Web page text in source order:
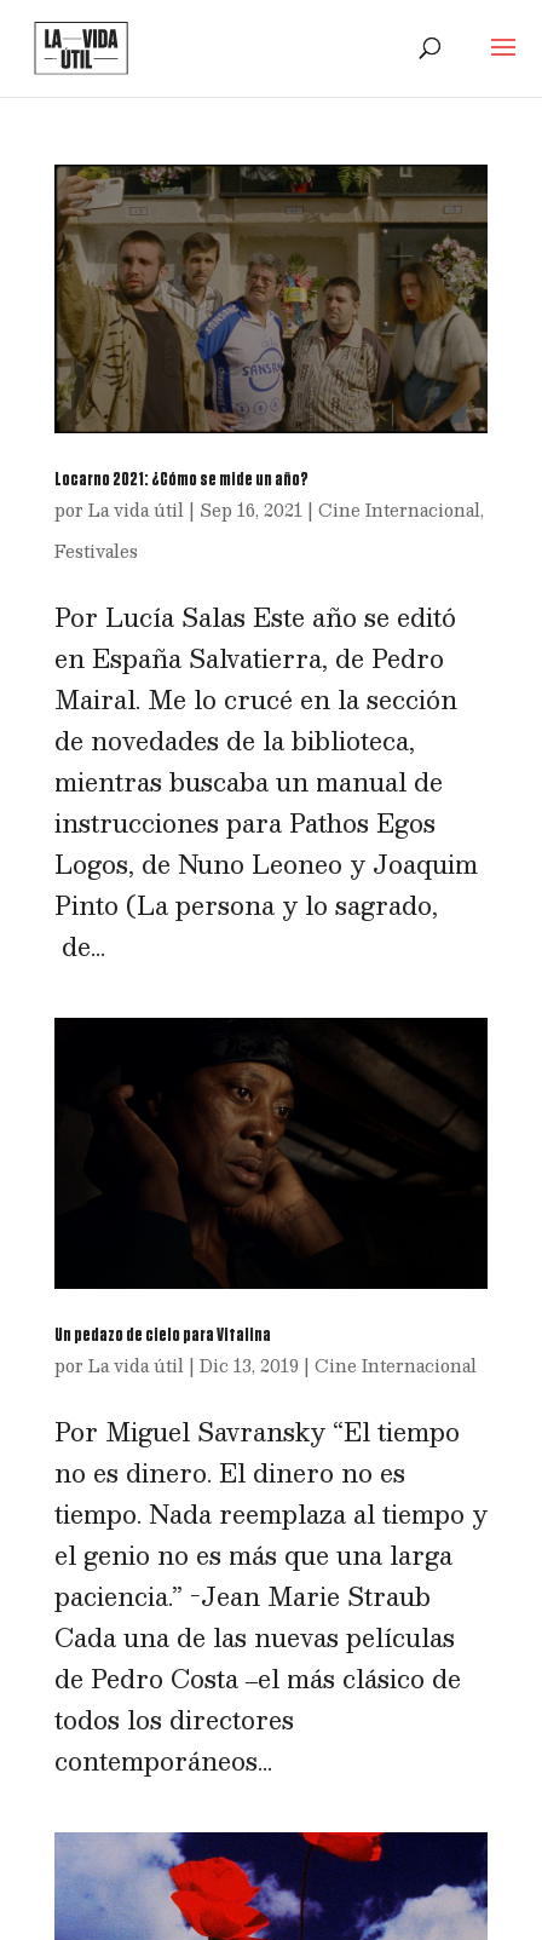
Locarno 2021: ¿Cómo se mide un año?
por La vida útil| Sep 16, 2021| Cine Internacional,
Festivales
Por Lucía Salas Este año se editó
en España Salvatierra, de Pedro
Mairal. Me lo crucé en la sección
de novedades de la biblioteca,
mientras buscaba un manual de
instrucciones para Pathos Egos
Logos, de Nuno Leoneo y Joaquim
Pinto (La persona y lo sagrado,
de...
Un pedazo de cielo para Vitalina
por La vida útil| Dic 13, 2019 | Cine Internacional
Por Miguel Savransky “El tiempo
no es dinero. El dinero no es
tiempo. Nada reemplaza al tiempo y
el genio no es más que una larga
paciencia.” -Jean Marie Straub
Cada una de las nuevas películas
de Pedro Costa ‒el más clásico de
todos los directores
contemporáneos...